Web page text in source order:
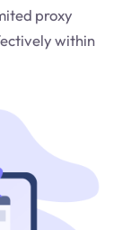
proxy
within